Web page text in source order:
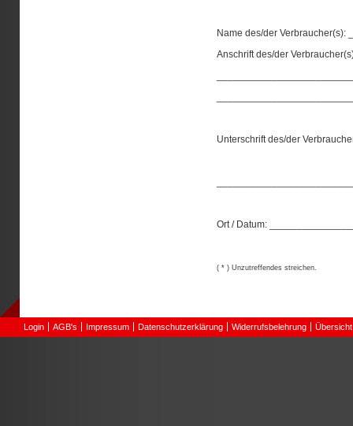
Name des/der
Anschrift des/der
Unterschrift des/der
Ort / Datum:
( * ) Unzutreffendes streichen.
Login AGB's Impressum Datenschutzerklärung Widerrufsbelehrung